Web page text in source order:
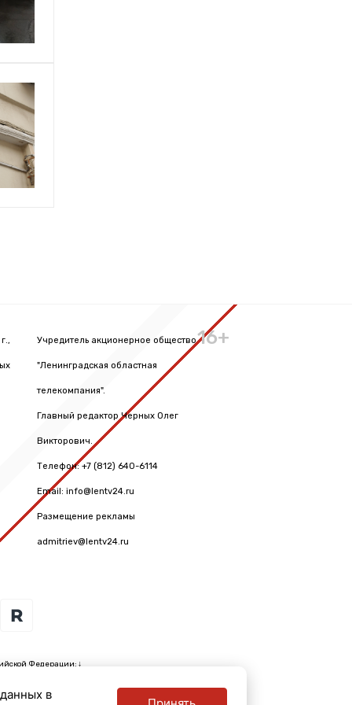
Учредитель акционерное общество
"Ленинградская областная
телекомпания".
Главный редактор Черных Олег
Викторович.
Телефон: +7 (812) 640-6114
Email: info@lentv24.ru
Размещение рекламы
admitriev@lentv24.ru
16+
Федерации: ↓
в